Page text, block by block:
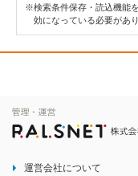
※検索条件保存・読込機能
効になっている必要があり
運営会社について